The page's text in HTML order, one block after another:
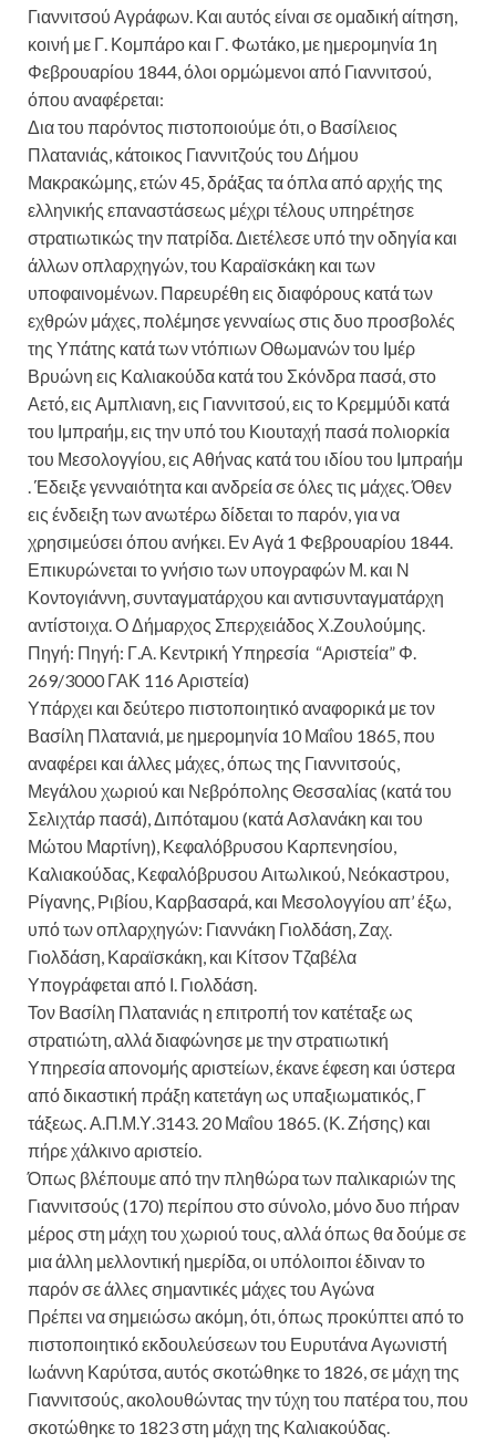
Γιαννιτσού Αγράφων. Και αυτός είναι σε ομαδική αίτηση,
κοινή με Γ. Κομπάρο και Γ. Φωτάκο, με ημερομηνία 1η
Φεβρουαρίου 1844, όλοι ορμώμενοι από Γιαννιτσού,
όπου αναφέρεται:
Δια του παρόντος πιστοποιούμε ότι, ο Βασίλειος
Πλατανιάς, κάτοικος Γιαννιτζούς του Δήμου
Μακρακώμης, ετών 45, δράξας τα όπλα από αρχής της
ελληνικής επαναστάσεως μέχρι τέλους υπηρέτησε
στρατιωτικώς την πατρίδα. Διετέλεσε υπό την οδηγία και
άλλων οπλαρχηγών, του Καραϊσκάκη και των
υποφαινομένων. Παρευρέθη εις διαφόρους κατά των
εχθρών μάχες, πολέμησε γενναίως στις δυο προσβολές
της Υπάτης κατά των ντόπιων Οθωμανών του Ιμέρ
Βρυώνη εις Καλιακούδα κατά του Σκόνδρα πασά, στο
Αετό, εις Αμπλιανη, εις Γιαννιτσού, εις το Κρεμμύδι κατά
του Ιμπραήμ, εις την υπό του Κιουταχή πασά πολιορκία
του Μεσολογγίου, εις Αθήνας κατά του ιδίου του Ιμπραήμ
. Έδειξε γενναιότητα και ανδρεία σε όλες τις μάχες. Όθεν
εις ένδειξη των ανωτέρω δίδεται το παρόν, για να
χρησιμεύσει όπου ανήκει. Εν Αγά 1 Φεβρουαρίου 1844.
Επικυρώνεται το γνήσιο των υπογραφών Μ. και Ν
Κοντογιάννη, συνταγματάρχου και αντισυνταγματάρχη
αντίστοιχα. Ο Δήμαρχος Σπερχειάδος Χ.Ζουλούμης.
Πηγή: Πηγή: Γ.Α. Κεντρική Υπηρεσία “Αριστεία” Φ.
269/3000 ΓΑΚ 116 Αριστεία)
Υπάρχει και δεύτερο πιστοποιητικό αναφορικά με τον
Βασίλη Πλατανιά, με ημερομηνία 10 Μαΐου 1865, που
αναφέρει και άλλες μάχες, όπως της Γιαννιτσούς,
Μεγάλου χωριού και Νεβρόπολης Θεσσαλίας (κατά του
Σελιχτάρ πασά), Διπόταμου (κατά Ασλανάκη και του
Μώτου Μαρτίνη), Κεφαλόβρυσου Καρπενησίου,
Καλιακούδας, Κεφαλόβρυσου Αιτωλικού, Νεόκαστρου,
Ρίγανης, Ριβίου, Καρβασαρά, και Μεσολογγίου απ’ έξω,
υπό των οπλαρχηγών: Γιαννάκη Γιολδάση, Ζαχ.
Γιολδάση, Καραϊσκάκη, και Κίτσον Τζαβέλα
Υπογράφεται από Ι. Γιολδάση.
Τον Βασίλη Πλατανιάς η επιτροπή τον κατέταξε ως
στρατιώτη, αλλά διαφώνησε με την στρατιωτική
Υπηρεσία απονομής αριστείων, έκανε έφεση και ύστερα
από δικαστική πράξη κατετάγη ως υπαξιωματικός, Γ
τάξεως. Α.Π.Μ.Υ.3143. 20 Μαΐου 1865. (Κ. Ζήσης) και
πήρε χάλκινο αριστείο.
Όπως βλέπουμε από την πληθώρα των παλικαριών της
Γιαννιτσούς (170) περίπου στο σύνολο, μόνο δυο πήραν
μέρος στη μάχη του χωριού τους, αλλά όπως θα δούμε σε
μια άλλη μελλοντική ημερίδα, οι υπόλοιποι έδιναν το
παρόν σε άλλες σημαντικές μάχες του Αγώνα
Πρέπει να σημειώσω ακόμη, ότι, όπως προκύπτει από το
πιστοποιητικό εκδουλεύσεων του Ευρυτάνα Αγωνιστή
Ιωάννη Καρύτσα, αυτός σκοτώθηκε το 1826, σε μάχη της
Γιαννιτσούς, ακολουθώντας την τύχη του πατέρα του, που
σκοτώθηκε το 1823 στη μάχη της Καλιακούδας.